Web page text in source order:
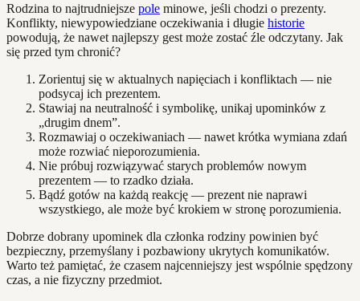
Rodzina to najtrudniejsze pole minowe, jeśli chodzi o prezenty.
Konflikty, niewypowiedziane oczekiwania i długie historie
powodują, że nawet najlepszy gest może zostać źle odczytany. Jak
się przed tym chronić?
Zorientuj się w aktualnych napięciach i konfliktach — nie
podsycaj ich prezentem.
Stawiaj na neutralność i symbolikę, unikaj upominków z
„drugim dnem”.
Rozmawiaj o oczekiwaniach — nawet krótka wymiana zdań
może rozwiać nieporozumienia.
Nie próbuj rozwiązywać starych problemów nowym
prezentem — to rzadko działa.
Bądź gotów na każdą reakcję — prezent nie naprawi
wszystkiego, ale może być krokiem w stronę porozumienia.
Dobrze dobrany upominek dla członka rodziny powinien być
bezpieczny, przemyślany i pozbawiony ukrytych komunikatów.
Warto też pamiętać, że czasem najcenniejszy jest wspólnie spędzony
czas, a nie fizyczny przedmiot.